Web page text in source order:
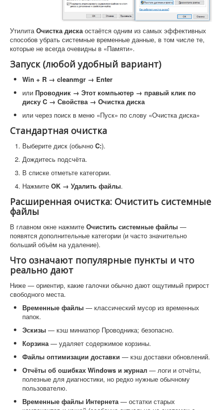
УтилитаОчистка дискаостаётся одним из самых эффективных
способов убрать системные временные данные, в том числе те,
которые не всегда очевидны в «Памяти».
Запуск (любой удобный вариант)
Win + R → cleanmgr → Enter
или Проводник → Этот компьютер → правый клик по
диску C → Свойства → Очистка диска
или через поиск в меню «Пуск» по слову «Очистка диска»
Стандартная очистка
Выберите диск (обычно C:).
Дождитесь подсчёта.
В списке отметьте категории.
Нажмите OK → Удалить файлы.
Расширенная очистка: Очистить системные
файлы
В главном окне нажмите Очистить системные файлы —
появятся дополнительные категории (и часто значительно
больший объём на удаление).
Что означают популярные пункты и что
реально дают
Ниже — ориентир, какие галочки обычно дают ощутимый прирост
свободного места.
Временные файлы — классический мусор из временных
папок.
Эскизы — кэш миниатюр Проводника; безопасно.
Корзина— удаляет содержимое корзины.
Файлы оптимизации доставки — кэш доставки обновлений.
Отчёты об ошибках Windows и журнал — логи и отчёты,
полезные для диагностики, но редко нужные обычному
пользователю.
Временные файлы Интернета— остатки старых